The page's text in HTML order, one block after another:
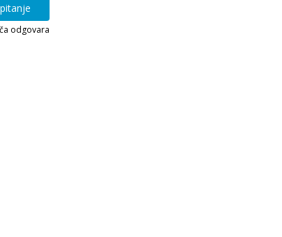
odgovara